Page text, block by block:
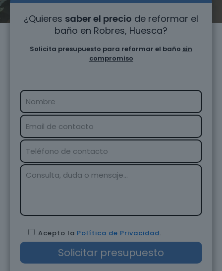
¿Quieres saber el precio de reformar el
baño en Robres, Huesca?
Solicita presupuesto para reformar el baño sin
compromiso
Acepto la Política de Privacidad.